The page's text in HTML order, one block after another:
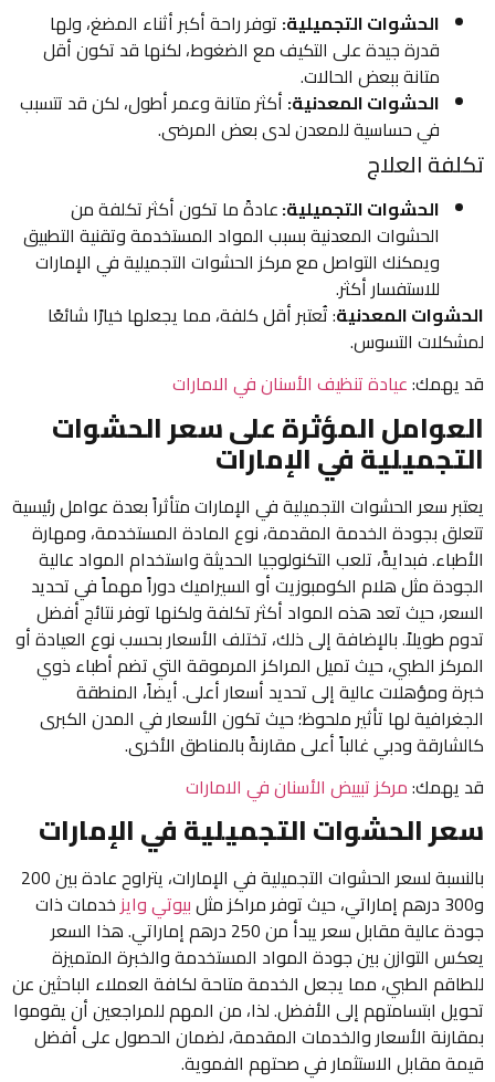
الحشوات التجميلية:توفر راحة أكبر أثناء المضغ، ولها
قدرة جيدة على التكيف مع الضغوط، لكنها قد تكون أقل
متانة ببعض الحالات.
الحشوات المعدنية:أكثر متانة وعمر أطول، لكن قد تتسبب
في حساسية للمعدن لدى بعض المرضى.
العلاج
الحشوات التجميلية:عادةً ما تكون أكثر تكلفة من
الحشوات المعدنية بسبب المواد المستخدمة وتقنية التطبيق
ويمكنك التواصل مع مركز الحشوات التجميلية في الإمارات
للاستفسار أكثر.
المعدنية: تُعتبر أقل كلفة، مما يجعلها خيارًا شائعًا
التسوس.
عيادة تنظيف الأسنان في الامارات
المؤثرة على سعر الحشوات
في الإمارات
سعر الحشوات التجميلية في الإمارات متأثراً بعدة عوامل رئيسية
بجودة الخدمة المقدمة، نوع المادة المستخدمة، ومهارة
فبدايةً، تلعب التكنولوجيا الحديثة واستخدام المواد عالية
مثل هلام الكومبوزيت أو السيراميك دوراً مهماً في تحديد
حيث تعد هذه المواد أكثر تكلفة ولكنها توفر نتائج أفضل
طويلاً. بالإضافة إلى ذلك، تختلف الأسعار بحسب نوع العيادة أو
الطبي، حيث تميل المراكز المرموقة التي تضم أطباء ذوي
ومؤهلات عالية إلى تحديد أسعار أعلى. أيضاً، المنطقة
لها تأثير ملحوظ؛ حيث تكون الأسعار في المدن الكبرى
ودبي غالباً أعلى مقارنةً بالمناطق الأخرى.
مركز تبييض الأسنان في الامارات
الحشوات التجميلية في الإمارات
بالنسبة لسعر الحشوات التجميلية في الإمارات، يتراوح عادة بين 200
بيوتي وايزخدمات ذات
جودة عالية مقابل سعر يبدأ من 250 درهم إماراتي. هذا السعر
التوازن بين جودة المواد المستخدمة والخبرة المتميزة
الطبي، مما يجعل الخدمة متاحة لكافة العملاء الباحثين عن
ابتسامتهم إلى الأفضل. لذا، من المهم للمراجعين أن يقوموا
الأسعار والخدمات المقدمة، لضمان الحصول على أفضل
مقابل الاستثمار في صحتهم الفموية.